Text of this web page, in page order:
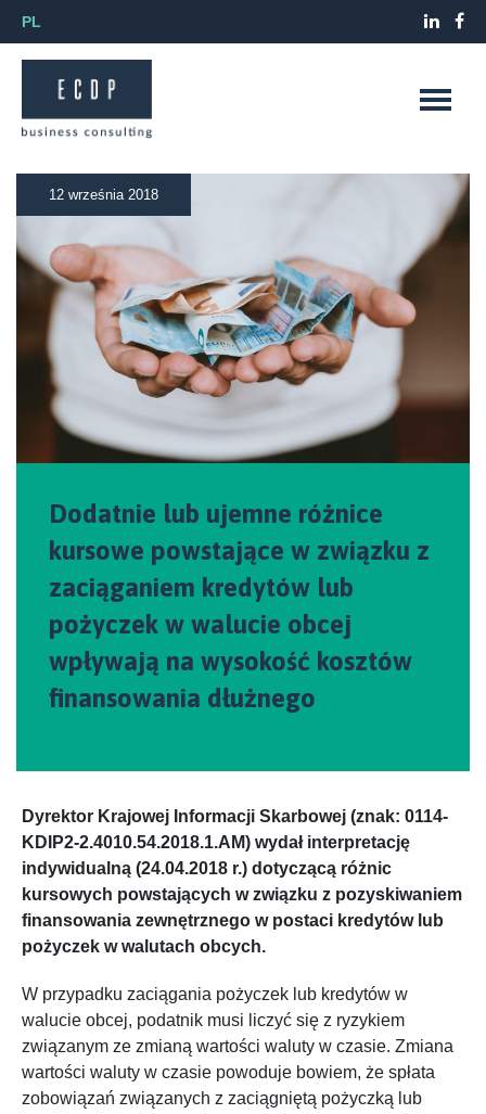
PL
12 września 2018
Dodatnie lub ujemne różnice
kursowe powstające w związku z
zaciąganiem kredytów lub
pożyczek w walucie obcej
wpływają na wysokość kosztów
finansowania dłużnego
Dyrektor Krajowej Informacji Skarbowej (znak: 0114-
KDIP2-2.4010.54.2018.1.AM) wydał interpretację
indywidualną (24.04.2018 r.) dotyczącą różnic
kursowych powstających w związku z pozyskiwaniem
finansowania zewnętrznego w postaci kredytów lub
pożyczek w walutach obcych.
W przypadku zaciągania pożyczek lub kredytów w
walucie obcej, podatnik musi liczyć się z ryzykiem
związanym ze zmianą wartości waluty w czasie. Zmiana
wartości waluty w czasie powoduje bowiem, że spłata
zobowiązań związanych z zaciągniętą pożyczką lub